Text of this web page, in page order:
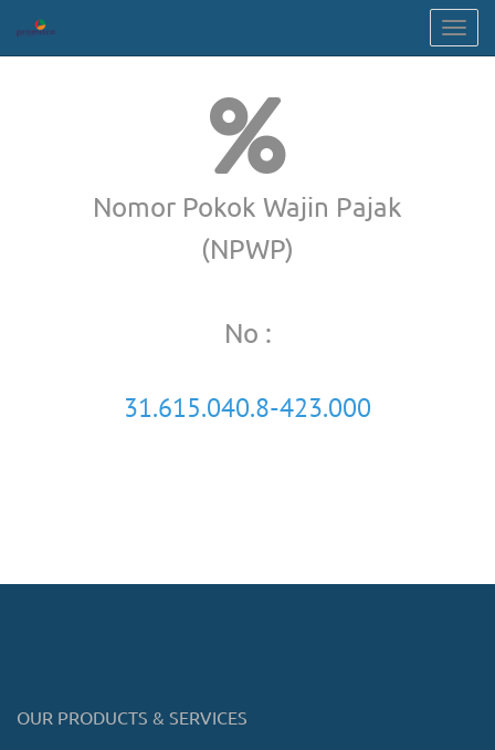
Nomor Pokok Wajin Pajak
(NPWP)
No :
31.615.040.8-423.000
OUR PRODUCTS & SERVICES